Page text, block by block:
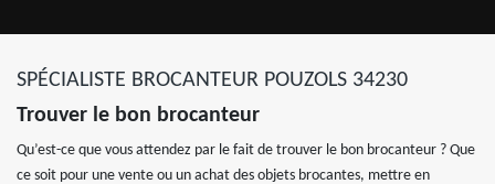
SPÉCIALISTE BROCANTEUR POUZOLS 34230
Trouver le bon brocanteur
Qu’est-ce que vous attendez par le fait de trouver le bon brocanteur ? Que
ce soit pour une vente ou un achat des objets brocantes, mettre en